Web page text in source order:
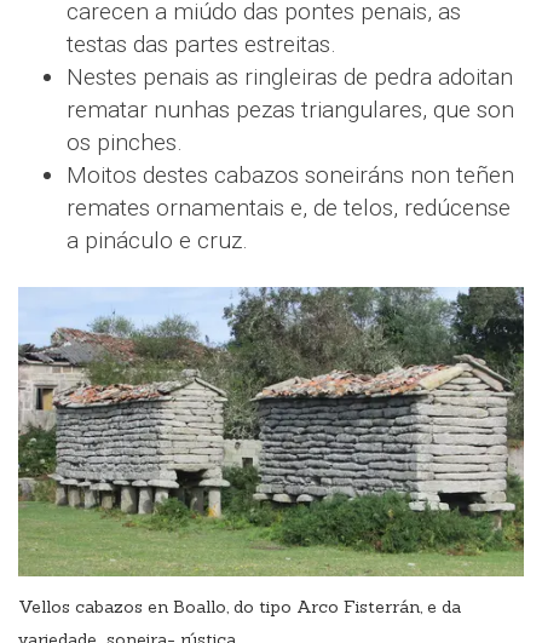
carecen a miúdo das pontes penais, as
testas das partes estreitas.
Nestes penais as ringleiras de pedra adoitan
rematar nunhas pezas triangulares, que son
os pinches.
Moitos destes cabazos soneiráns non teñen
remates ornamentais e, de telos, redúcense
a pináculo e cruz.
Vellos cabazos en Boallo, do tipo Arco Fisterrán, e da